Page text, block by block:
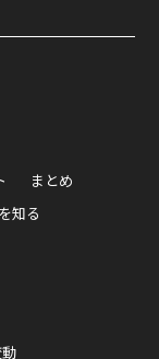
まとめ
知る